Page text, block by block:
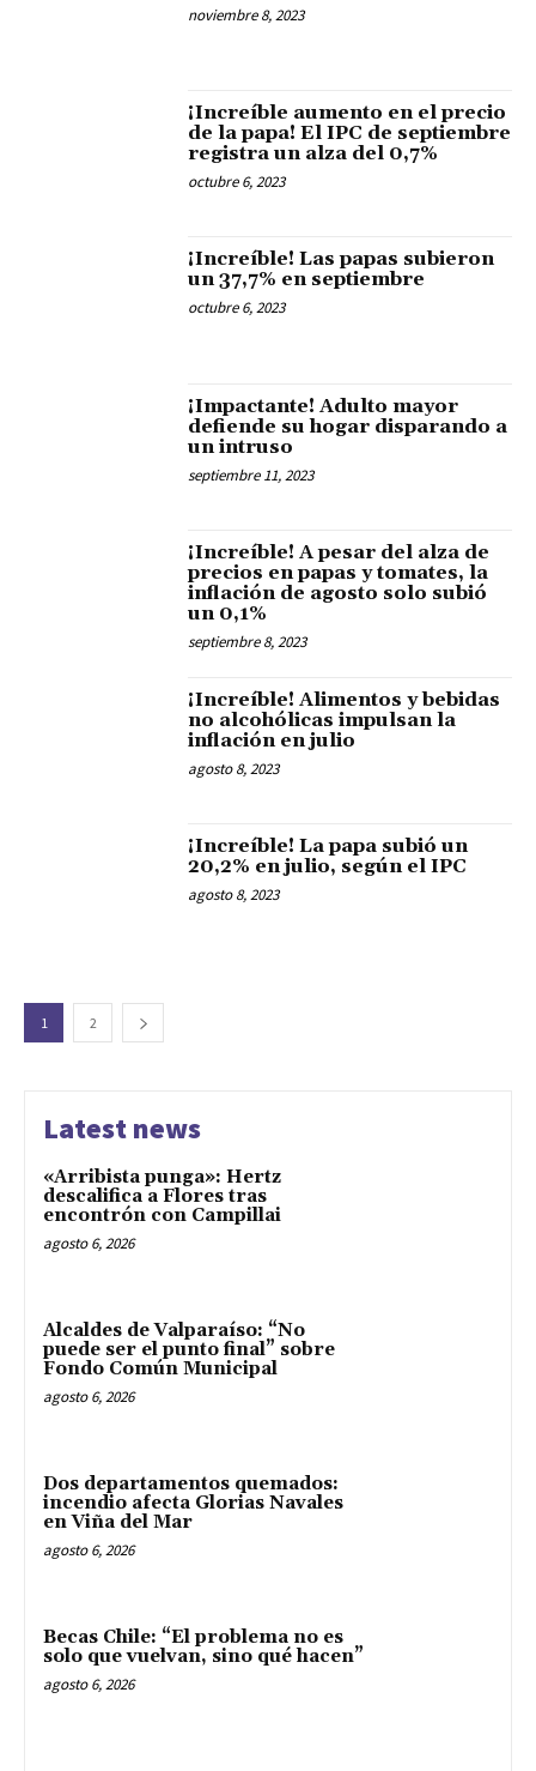
noviembre 8, 2023
¡Increíble aumento en el precio
de la papa! El IPC de septiembre
registra un alza del 0,7%
octubre 6, 2023
¡Increíble! Las papas subieron
un 37,7% en septiembre
octubre 6, 2023
¡Impactante! Adulto mayor
defiende su hogar disparando a
un intruso
septiembre 11, 2023
¡Increíble! A pesar del alza de
precios en papas y tomates, la
inflación de agosto solo subió
un 0,1%
septiembre 8, 2023
¡Increíble! Alimentos y bebidas
no alcohólicas impulsan la
inflación en julio
agosto 8, 2023
¡Increíble! La papa subió un
20,2% en julio, según el IPC
agosto 8, 2023
1 2
Latest news
«Arribista punga»: Hertz
descalifica a Flores tras
encontrón con Campillai
agosto 6, 2026
Alcaldes de Valparaíso: “No
puede ser el punto final” sobre
Fondo Común Municipal
agosto 6, 2026
Dos departamentos quemados:
incendio afecta Glorias Navales
en Viña del Mar
agosto 6, 2026
Becas Chile: “El problema no es
solo que vuelvan, sino qué hacen”
agosto 6, 2026